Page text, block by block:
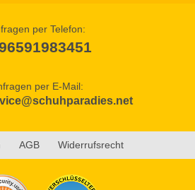
per Telefon:
per E-Mail:
AGB Widerrufsrecht